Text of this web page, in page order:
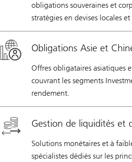
obligations souveraines et
stratégies en devises locales et
Obligations Asie et
Offres obligataires asiatiques
couvrant les segments
rendement.
Gestion de liquidités et
Solutions monétaires et à
spécialistes dédiés sur les